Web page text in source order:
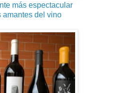
más espectacular
amantes del vino